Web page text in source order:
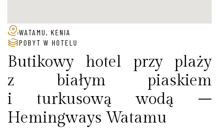
WATAMU, KENIA
POBYT W HOTELU
Butikowy hotel przy plaży
z białym piaskiem
i turkusową wodą –
Hemingways Watamu